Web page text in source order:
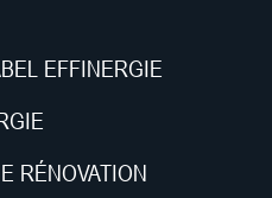
EFFINERGIE
RÉNOVATION